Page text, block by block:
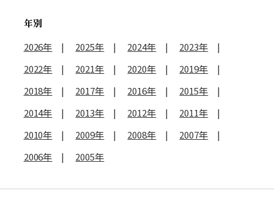
年別
2026年
2025年 2024年
2023年
2022年
2021年 2020年
2019年
2018年
2017年 2016年
2015年
2014年
2013年 2012年
2011年
2010年
2009年 2008年
2007年
2006年
2005年